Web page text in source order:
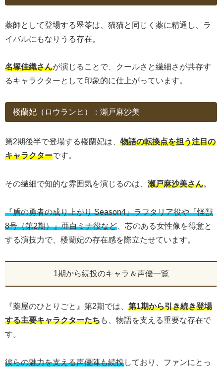
薬師として登場する翠苓は、猫猫と同じく薬に精通し、ラ
イバルにもなりうる存在。
名塚佳織さんが演じることで、クールさと繊細さが共存す
るキャラクターとして印象的に仕上がっています。
楼蘭妃（ロウランヒ）：瀬戸麻沙美
第2期後半で登場する楼蘭妃は、 物語の転換点を担う注目の
キャラクターです。
その繊細で知的な雰囲気を演じるのは、 瀬戸麻沙美さん。
『盾の勇者の成り上がり Season4』ラフタリア役や『怪獣
8号（第2期）』亜白ミナ役など 、芯のある女性像を得意と
する演技力で、楼蘭妃の存在感を際立たせています。
1期から続投のキャラ＆声優一覧
『薬屋のひとりごと』第2期では、 第1期から引き続き登場
する主要キャラクターたちも、物語を支える重要な存在で
す。
彼らの魅力を支える声優陣も続投しており、ファンにとっ